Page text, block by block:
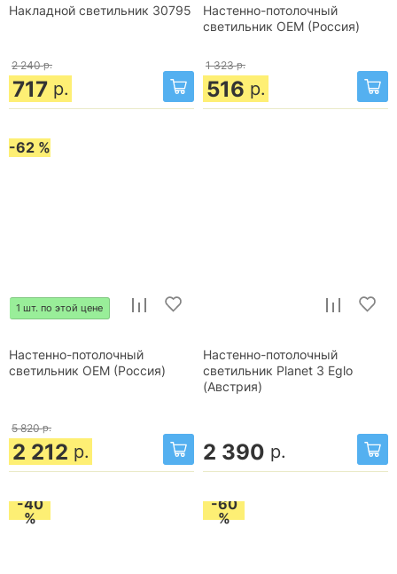
Накладной светильник 30795
2 240 р.
717 р.
Настенно-потолочный
светильник OEM (Россия)
1 323 р.
516 р.
-62 %
1 шт. по этой цене
Настенно-потолочный
светильник OEM (Россия)
5 820 р.
2 212 р.
Настенно-потолочный
светильник Planet 3 Eglo
(Австрия)
2 390 р.
-40
%
-60
%